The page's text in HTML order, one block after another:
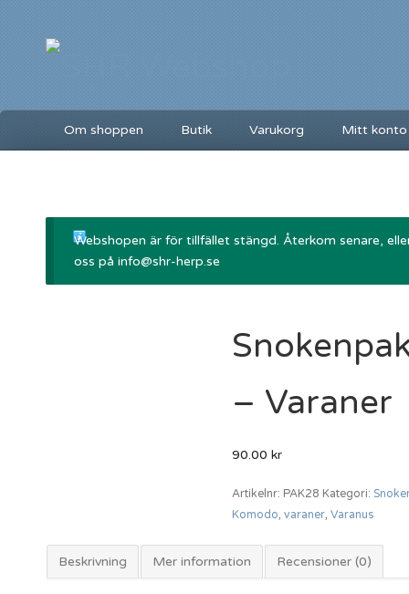
Om shoppen Butik Varukorg Mitt konto
Webshopen är för tillfället stängd. Återkom senare,
oss på info@shr-herp.se
– Varaner
90.00 kr
Artikelnr: PAK28 Kategori:
Komodo, varaner, Varanus
Beskrivning Mer information Recensioner (0)